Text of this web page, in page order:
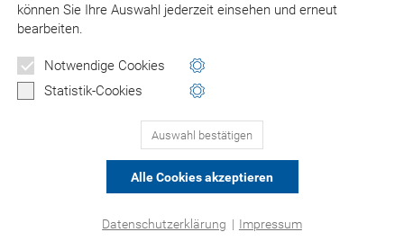
können Sie Ihre Auswahl jederzeit einsehen und erneut
bearbeiten.
Notwendige Cookies
Statistik-Cookies
Auswahl bestätigen
Alle Cookies akzeptieren
Datenschutzerklärung | Impressum